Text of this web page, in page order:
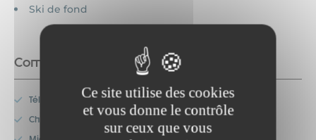
Ce site utilise des cookies
et vous donne le contrôle
sur ceux que vous
Ski de fond
Commodités
Télévision
Chauffage